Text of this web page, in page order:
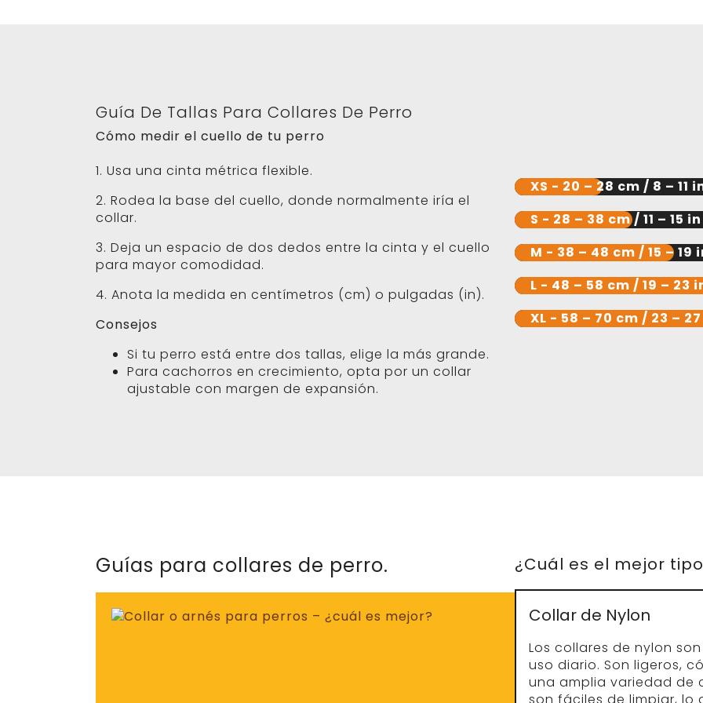
Guía De Tallas Para Collares De Perro
Cómo medir el cuello de tu perro
1. Usa una cinta métrica flexible.
2. Rodea la base del cuello, donde normalmente iría el
collar.
3. Deja un espacio de dos dedos entre la cinta y el cuello
para mayor comodidad.
4. Anota la medida en centímetros (cm) o pulgadas (in).
Consejos
Si tu perro está entre dos tallas, elige la más grande.
Para cachorros en crecimiento, opta por un collar
ajustable con margen de expansión.
XS - 20 – 28 cm / 8 – 11
S - 28 – 38 cm / 11 – 15 in
M - 38 – 48 cm / 15 – 19
L - 48 – 58 cm / 19 – 23
XL - 58 – 70 cm / 23 –
Guías para collares de perro. ¿Cuál es el mejor
Collar de Nylon
Los collares de nylon
uso diario. Son ligeros,
una amplia variedad de
son fáciles de limpiar, lo